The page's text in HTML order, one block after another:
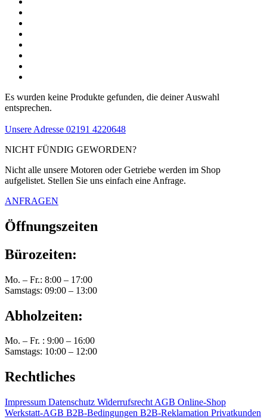
Es wurden keine Produkte gefunden, die deiner Auswahl
entsprechen.
Unsere Adresse 02191 4220648
NICHT FÜNDIG GEWORDEN?
Nicht alle unsere Motoren oder Getriebe werden im Shop
aufgelistet. Stellen Sie uns einfach eine Anfrage.
ANFRAGEN
Öffnungszeiten
Bürozeiten:
Mo. – Fr.: 8:00 – 17:00
Samstags: 09:00 – 13:00
Abholzeiten:
Mo. – Fr. : 9:00 – 16:00
Samstags: 10:00 – 12:00
Rechtliches
Impressum Datenschutz Widerrufsrecht AGB Online-Shop
Werkstatt-AGB B2B-Bedingungen B2B-Reklamation Privatkunden